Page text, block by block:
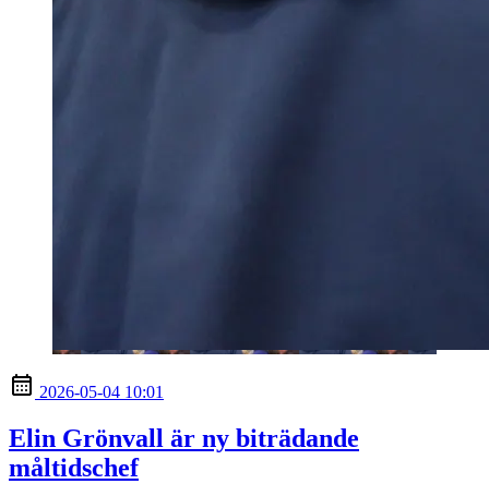
2026-05-04 10:01
Elin Grönvall är ny biträdande
måltidschef